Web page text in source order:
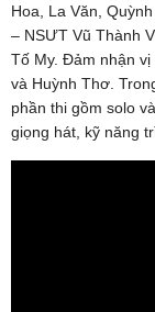
Hoa, La Văn,
– NSƯT Vũ Thành
Tố My. Đảm nhận
và Huỳnh Thơ.
phần thi gồm solo
giọng hát, kỹ năng